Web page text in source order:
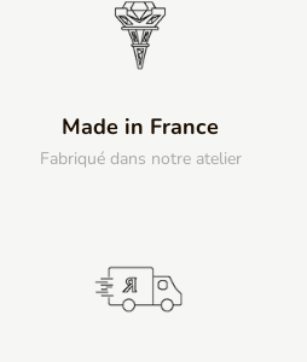
Made in France
Fabriqué dans notre atelier